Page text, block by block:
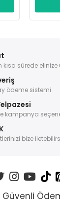
kısa sürede elinize
ödeme sistemi
kampanya
bize
Güvenli